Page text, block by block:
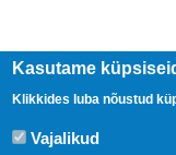
Kasutame
Klikkides luba nõustud
Vajalikud